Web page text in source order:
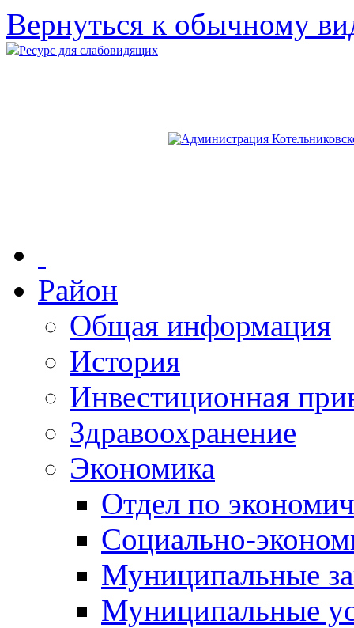
Вернуться к обычному
Ресурс для слабовидящих
Район
Общая информация
История
Инвестиционная
Здравоохранение
Экономика
Отдел по
Социально-
Муниципальные
Муниципальные